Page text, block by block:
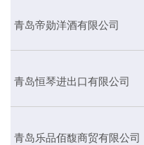
青岛帝勋洋酒有限公司
青岛恒琴进出口有限公司
青岛乐品佰馥商贸有限公司